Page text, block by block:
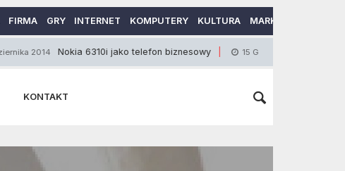
FIRMA GRY INTERNET KOMPUTERY KULTURA MARKETING
Nokia 6310i jako telefon biznesowy 15 Grudnia 2012
KONTAKT